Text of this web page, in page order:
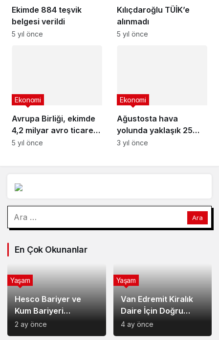
Ekimde 884 teşvik
belgesi verildi
5 yıl önce
Kılıçdaroğlu TÜİK’e
alınmadı
5 yıl önce
Avrupa Birliği, ekimde
4,2 milyar avro ticaret
açığı verdi
Ekonomi
5 yıl önce
Ağustosta hava
yolunda yaklaşık 25
milyon yolcuya hizmet
Ekonomi
3 yıl önce
En Çok Okunanlar
Hesco Bariyer ve
Kum Bariyeri
Çözümlerinin
Sağladığı Avantajlar
2 ay önce
Yaşam
Van Edremit Kiralık
Daire İçin Doğru
Semt Nasıl Seçilir?
4 ay önce
Yaşam